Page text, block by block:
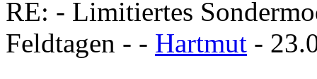
RE: - Limitiertes
Feldtagen - - Hartmut -